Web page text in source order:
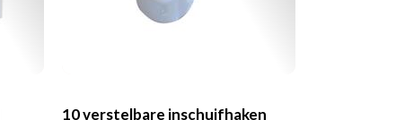
10 verstelbare inschuifhaken